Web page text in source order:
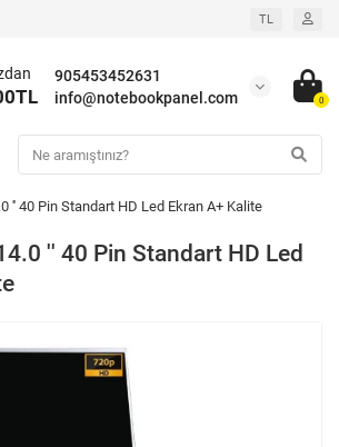
TL
905453452631
info@notebookpanel.com
0
'' 40 Pin Standart HD Led Ekran A+ Kalite
'' 40 Pin Standart HD Led